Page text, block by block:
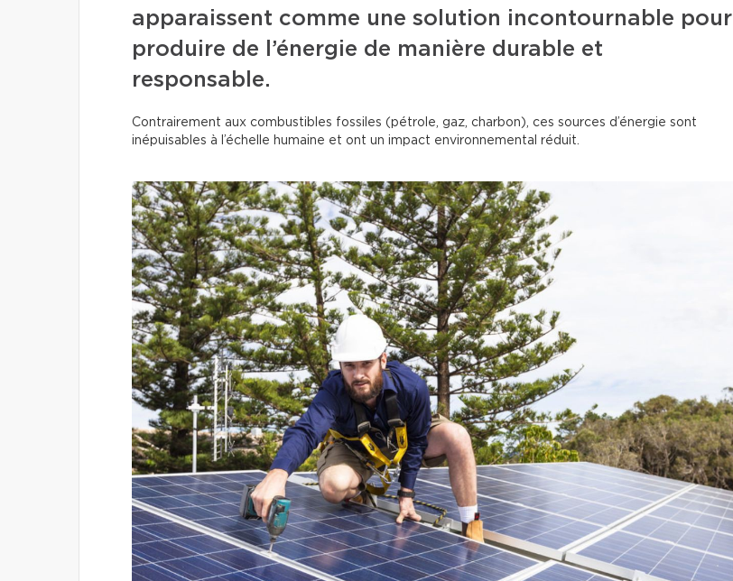
apparaissent comme une solution incontournable pour
produire de l’énergie de manière durable et
responsable.
Contrairement aux combustibles fossiles (pétrole, gaz, charbon), ces sources d’énergie sont
inépuisables à l’échelle humaine et ont un impact environnemental réduit.